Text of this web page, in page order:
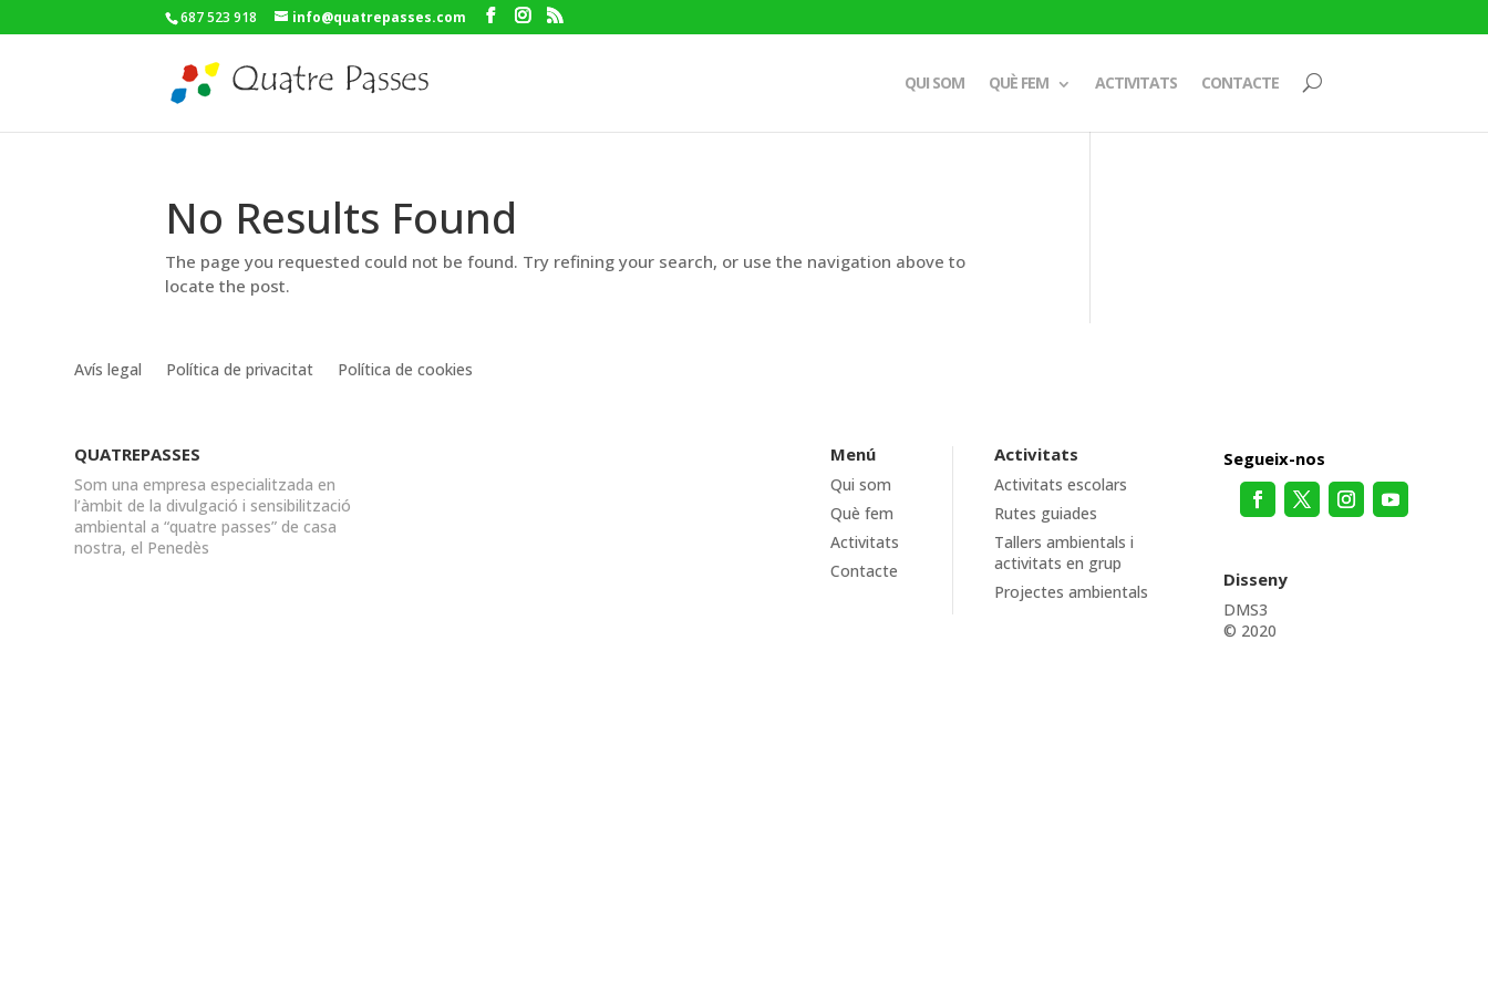
687 523 918 info@quatrepasses.com
QUI SOM QUÈ FEM ACTIVITATS CONTACTE
No Results Found
The page you requested could not be found. Try refining your search, or use the navigation above to
locate the post.
Avís legal Política de privacitat Política de cookies
QUATREPASSES
Som una empresa especialitzada en
l’àmbit de la divulgació i sensibilització
ambiental a “quatre passes” de casa
nostra, el Penedès
Menú
Qui som
Què fem
Activitats
Contacte
Activitats
Activitats escolars
Rutes guiades
Tallers ambientals i
activitats en grup
Projectes ambientals
Segueix-nos
Disseny
DMS3
© 2020